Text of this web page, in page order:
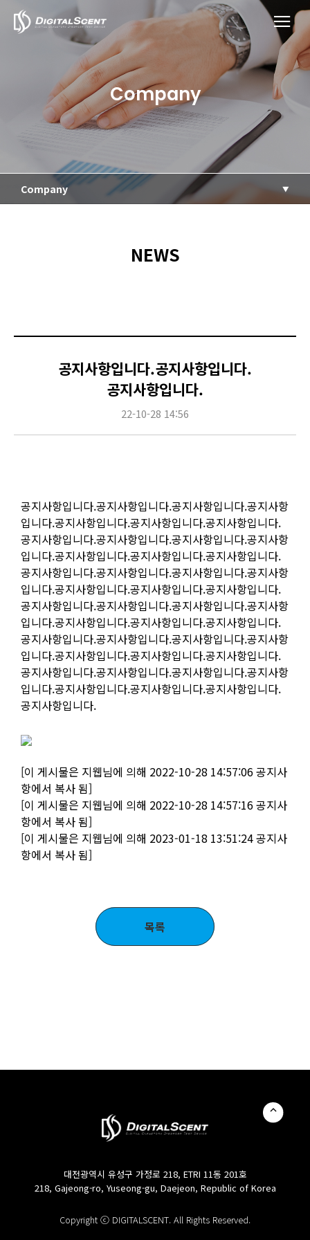
Company
Company
NEWS
공지사항입니다.공지사항입니다.
공지사항입니다.
22-10-28 14:56
Content
공지사항입니다.공지사항입니다.공지사항입니다.공지사항
입니다.공지사항입니다.공지사항입니다.공지사항입니다.
공지사항입니다.공지사항입니다.공지사항입니다.공지사항
입니다.공지사항입니다.공지사항입니다.공지사항입니다.
공지사항입니다.공지사항입니다.공지사항입니다.공지사항
입니다.공지사항입니다.공지사항입니다.공지사항입니다.
공지사항입니다.공지사항입니다.공지사항입니다.공지사항
입니다.공지사항입니다.공지사항입니다.공지사항입니다.
공지사항입니다.공지사항입니다.공지사항입니다.공지사항
입니다.공지사항입니다.공지사항입니다.공지사항입니다.
공지사항입니다.공지사항입니다.공지사항입니다.공지사항
입니다.공지사항입니다.공지사항입니다.공지사항입니다.
공지사항입니다.
[이 게시물은 지웹님에 의해 2022-10-28 14:57:06 공지사
항에서 복사 됨]
[이 게시물은 지웹님에 의해 2022-10-28 14:57:16 공지사
항에서 복사 됨]
[이 게시물은 지웹님에 의해 2023-01-18 13:51:24 공지사
항에서 복사 됨]
목록
대전광역시 유성구 가정로 218, ETRI 11동 201호
218, Gajeong-ro, Yuseong-gu, Daejeon, Republic of Korea
Copyright ⓒ DIGITALSCENT. All Rights Reserved.